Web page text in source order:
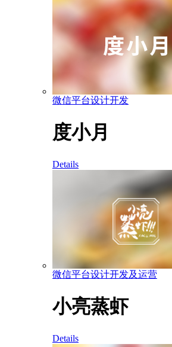
微信平台设计开发
度小月
Details
微信平台设计开发及运营
小亮蒸虾
Details